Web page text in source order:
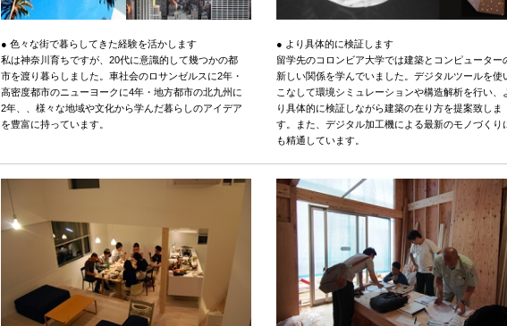
● 色々な街で暮らしてきた経験を活かします
私は神奈川育ちですが、20代に意識的して幾つかの都
市を渡り暮らしました。車社会のロサンゼルスに2年・
高密度都市のニューヨークに4年・地方都市の北九州に
2年、、様々な地域や文化から学んだ暮らしのアイデア
を豊富に持っています。
● より具体的に検証します
留学先のコロンビア大学では建築とコンピューター
新しい関係を学んでいました。デジタルツールを使
こなして環境シミュレーションや構造解析を行い、
り具体的に検証しながら建築の在り方を提案致しま
す。また、デジタル加工機による最新のモノづくり
も精通しています。